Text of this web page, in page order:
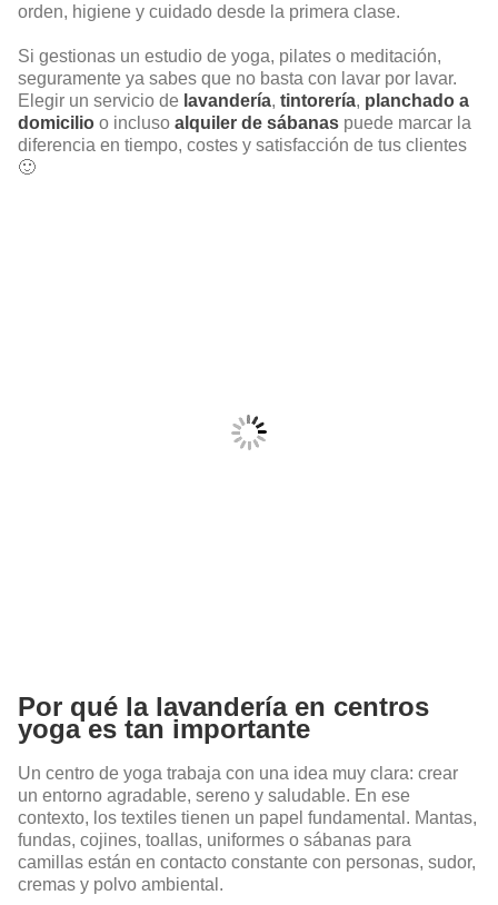
orden, higiene y cuidado desde la primera clase.
Si gestionas un estudio de yoga, pilates o meditación,
seguramente ya sabes que no basta con lavar por lavar.
Elegir un servicio de lavandería, tintorería, planchado a
domicilio o incluso alquiler de sábanas puede marcar la
diferencia en tiempo, costes y satisfacción de tus clientes
🙂
Por qué la lavandería en centros
yoga es tan importante
Un centro de yoga trabaja con una idea muy clara: crear
un entorno agradable, sereno y saludable. En ese
contexto, los textiles tienen un papel fundamental. Mantas,
fundas, cojines, toallas, uniformes o sábanas para
camillas están en contacto constante con personas, sudor,
cremas y polvo ambiental.